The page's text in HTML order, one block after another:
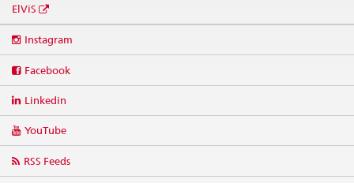
ElViS
media
Instagram
Facebook
Linkedin
YouTube
RSS Feeds